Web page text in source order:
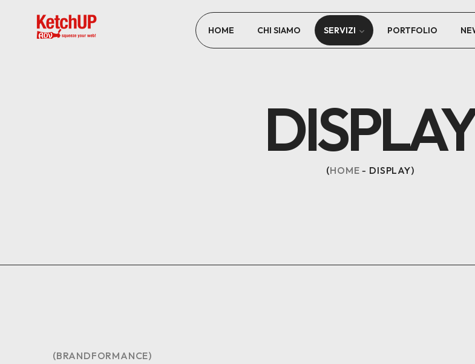
HOME CHI SIAMO SERVIZI PORTFOLIO
HOME DISPLAY
(BRANDFORMANCE)